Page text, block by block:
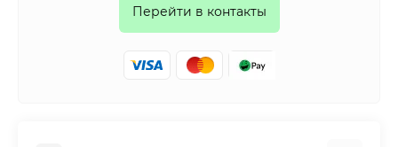
Перейти в контакты